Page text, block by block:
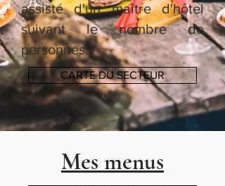
assisté d'un maître d'hôtel
suivant le nombre de
personnes.
CARTE DU SECTEUR
Mes menus